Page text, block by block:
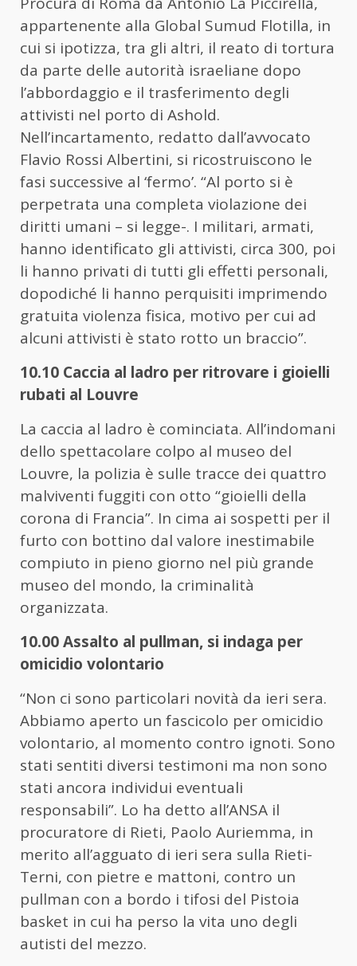
appartenente alla Global Sumud Flotilla, in
cui si ipotizza, tra gli altri, il reato di tortura
da parte delle autorità israeliane dopo
l’abbordaggio e il trasferimento degli
attivisti nel porto di Ashold.
Nell’incartamento, redatto dall’avvocato
Flavio Rossi Albertini, si ricostruiscono le
fasi successive al ‘fermo’. “Al porto si è
perpetrata una completa violazione dei
diritti umani – si legge-. I militari, armati,
hanno identificato gli attivisti, circa 300, poi
li hanno privati di tutti gli effetti personali,
dopodiché li hanno perquisiti imprimendo
gratuita violenza fisica, motivo per cui ad
alcuni attivisti è stato rotto un braccio”.
10.10 Caccia al ladro per ritrovare i gioielli
rubati al Louvre
La caccia al ladro è cominciata. All’indomani
dello spettacolare colpo al museo del
Louvre, la polizia è sulle tracce dei quattro
malviventi fuggiti con otto “gioielli della
corona di Francia”. In cima ai sospetti per il
furto con bottino dal valore inestimabile
compiuto in pieno giorno nel più grande
museo del mondo, la criminalità
organizzata.
10.00 Assalto al pullman, si indaga per
omicidio volontario
“Non ci sono particolari novità da ieri sera.
Abbiamo aperto un fascicolo per omicidio
volontario, al momento contro ignoti. Sono
stati sentiti diversi testimoni ma non sono
stati ancora individui eventuali
responsabili”. Lo ha detto all’ANSA il
procuratore di Rieti, Paolo Auriemma, in
merito all’agguato di ieri sera sulla Rieti-
Terni, con pietre e mattoni, contro un
pullman con a bordo i tifosi del Pistoia
basket in cui ha perso la vita uno degli
autisti del mezzo.